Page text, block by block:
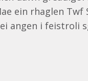
ein rhaglen Twf
angen i feistroli